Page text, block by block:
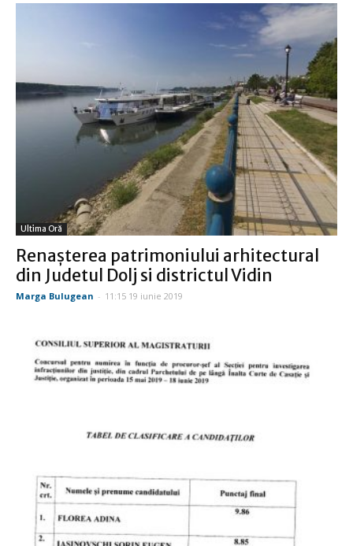
Ultima Oră
Renaşterea patrimoniului arhitectural
din Judetul Dolj si districtul Vidin
Marga Bulugean - 11:15 19 iunie 2019